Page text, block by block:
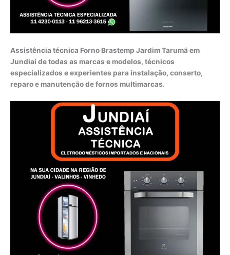
Assistência técnica Forno Brastemp Jardim Tarumã em
Jundiaí de todas as marcas e modelos, técnicos
especializados e experientes para instalação, conserto,
reparo e manutenção de fornos multimarcas.